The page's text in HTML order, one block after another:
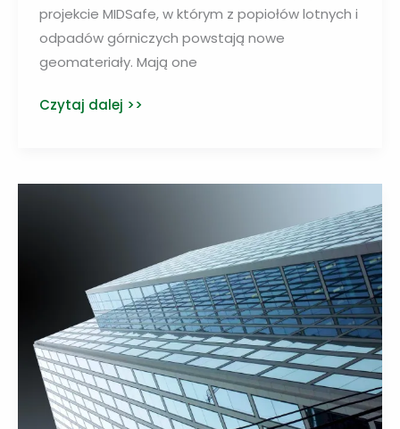
projekcie MIDSafe, w którym z popiołów lotnych i
odpadów górniczych powstają nowe
geomateriały. Mają one
Główny
geomateriały
Czytaj dalej >>